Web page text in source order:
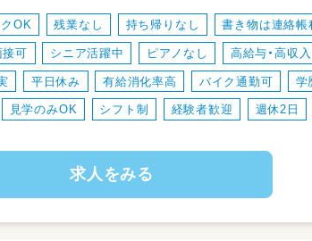
◎お子様への療育支援
◎プログラムやイベントの企画・運営
◎活動・教材準備
◎活動記録の作成
◎保護者さまとの連携・サポート
◎各種事務処理
◎学校を訪問しての児童の様子観察 など
OK 残業なし 持ち帰りなし 書き物は連絡帳
可 シニア活躍中 ピアノなし 高給与・高収入
平日休み 有給消化率高 バイク通勤可 学
見学のみOK シフト制 経験者歓迎 週休2日
求人をみる